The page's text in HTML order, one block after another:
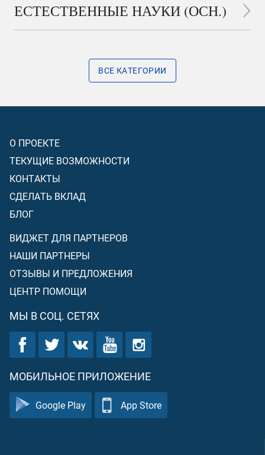
ЕСТЕСТВЕННЫЕ НАУКИ (ОСН.)
ВСЕ КАТЕГОРИИ
О ПРОЕКТЕ
ТЕКУЩИЕ ВОЗМОЖНОСТИ
КОНТАКТЫ
СДЕЛАТЬ ВКЛАД
БЛОГ
ВИДЖЕТ ДЛЯ ПАРТНЕРОВ
НАШИ ПАРТНЕРЫ
ОТЗЫВЫ И ПРЕДЛОЖЕНИЯ
ЦЕНТР ПОМОЩИ
МЫ В СОЦ. СЕТЯХ
МОБИЛЬНОЕ ПРИЛОЖЕНИЕ
Google Play App Store